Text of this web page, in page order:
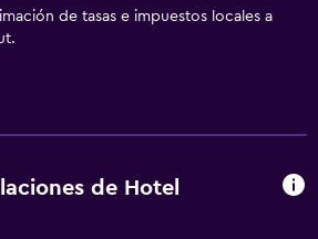
de tasas e impuestos locales a
de Hotel